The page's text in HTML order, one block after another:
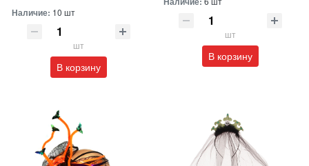
Наличие: 10 шт
шт
В корзину
шт
В корзину